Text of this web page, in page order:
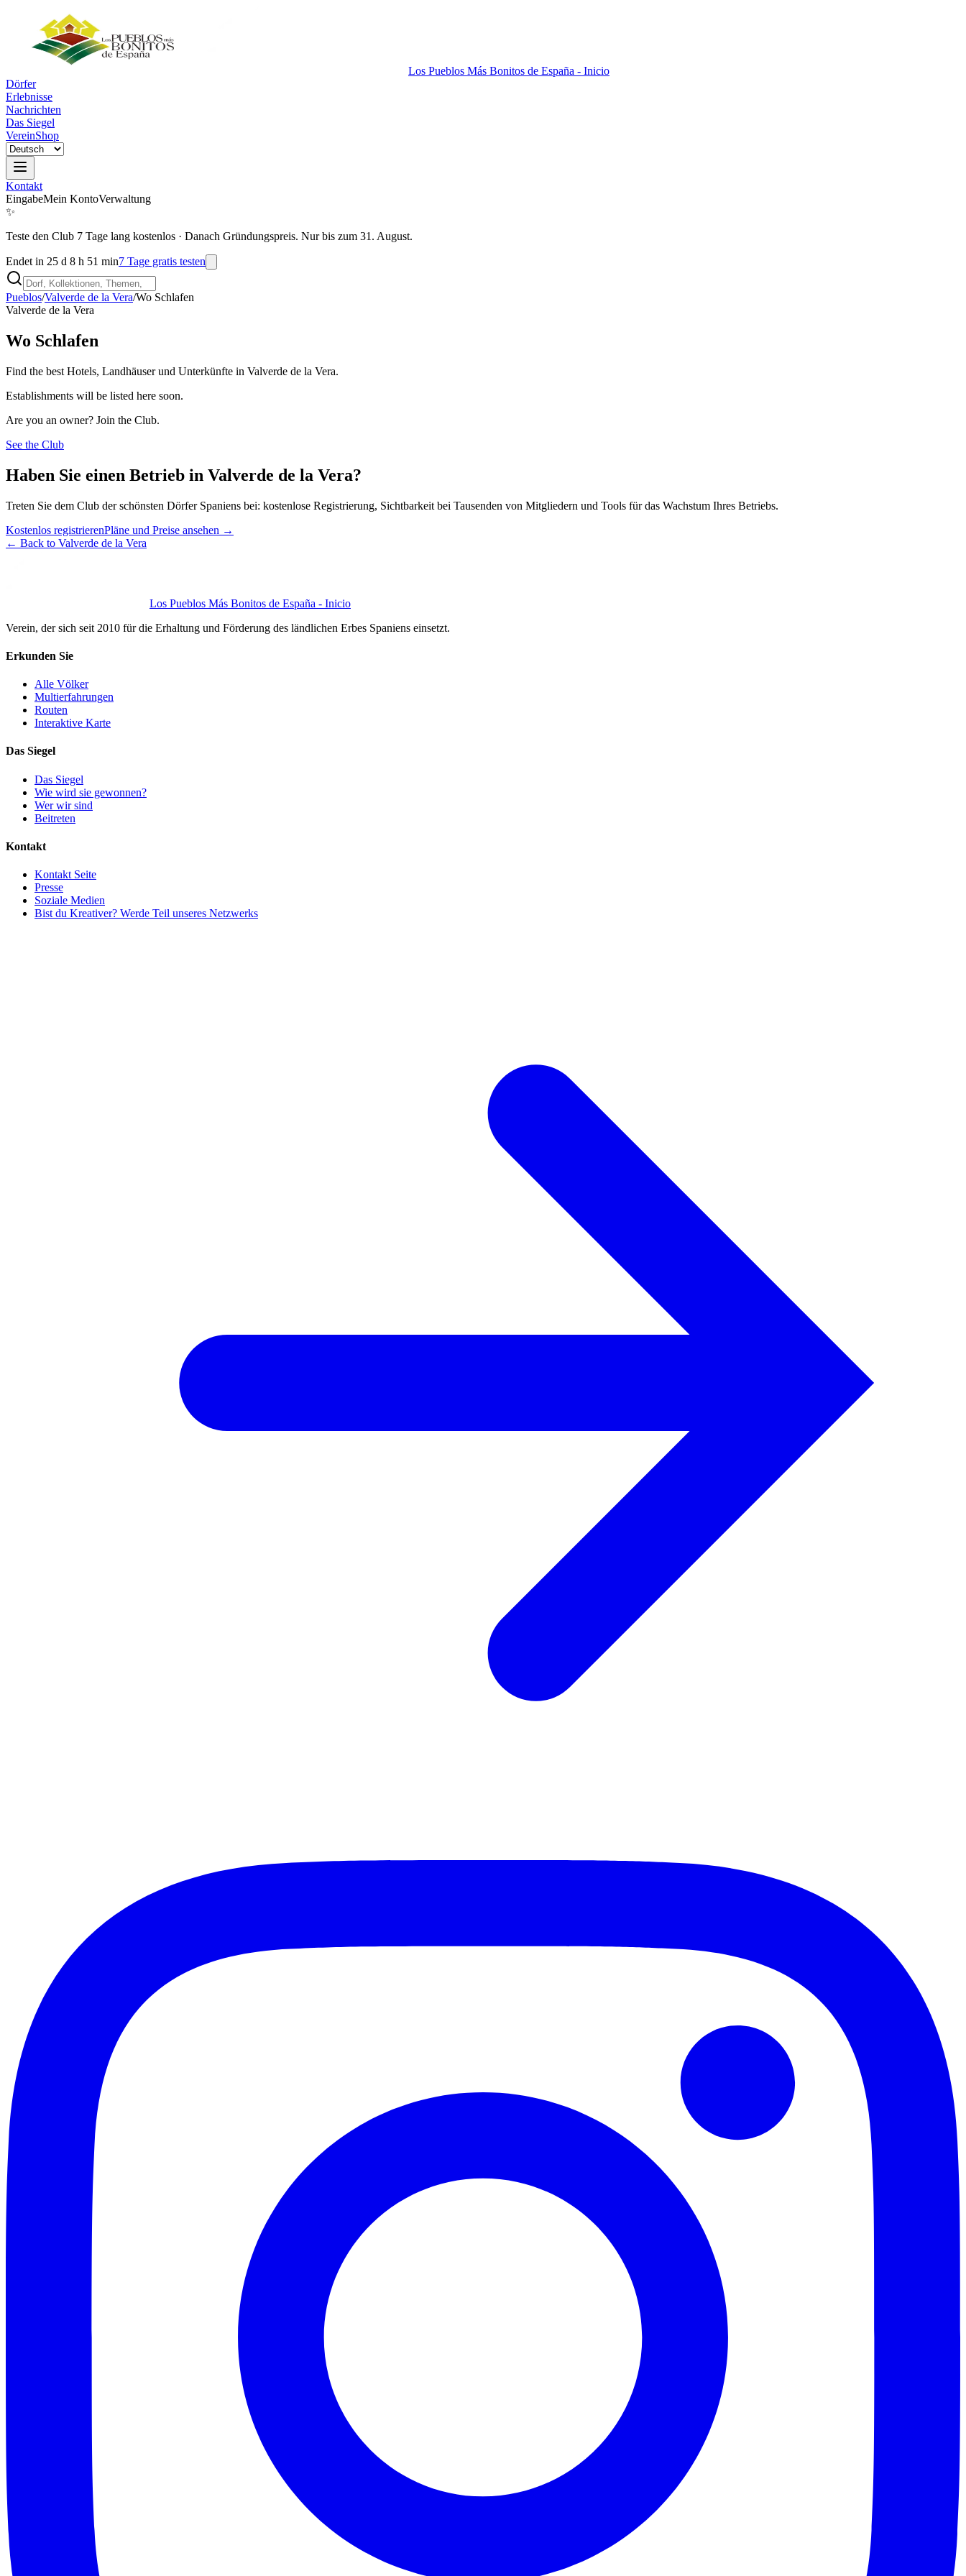
Los Pueblos Más Bonitos de España - Inicio
Dörfer
Erlebnisse
Nachrichten
Das Siegel
VereinShop
Kontakt
EingabeMein KontoVerwaltung
✨
Teste den Club 7 Tage lang kostenlos · Danach Gründungspreis. Nur bis zum 31. August.
Endet in 25 d 8 h 51 min7 Tage gratis testen
Pueblos/Valverde de la Vera/Wo Schlafen
Valverde de la Vera
Wo Schlafen
Find the best Hotels, Landhäuser und Unterkünfte in Valverde de la Vera.
Establishments will be listed here soon.
Are you an owner? Join the Club.
See the Club
Haben Sie einen Betrieb in Valverde de la Vera?
Treten Sie dem Club der schönsten Dörfer Spaniens bei: kostenlose Registrierung, Sichtbarkeit bei Tausenden von Mitgliedern und Tools für das Wachstum Ihres Betriebs.
Kostenlos registrierenPläne und Preise ansehen →
← Back to Valverde de la Vera
Los Pueblos Más Bonitos de España - Inicio
Verein, der sich seit 2010 für die Erhaltung und Förderung des ländlichen Erbes Spaniens einsetzt.
Erkunden Sie
Alle Völker
Multierfahrungen
Routen
Interaktive Karte
Das Siegel
Das Siegel
Wie wird sie gewonnen?
Wer wir sind
Beitreten
Kontakt
Kontakt Seite
Presse
Soziale Medien
Bist du Kreativer? Werde Teil unseres Netzwerks